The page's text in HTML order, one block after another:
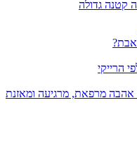
הרייקי
אהבה מרפאת, מרגיעה ומאזנת